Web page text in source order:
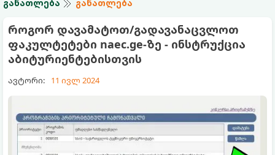
განათლება განათლება
როგორ დავამატოთ/გადავანაცვლოთ
ფაკულტეტები naec.ge-ზე - ინსტრუქცია
აბიტურიენტებისთვის
ავტორი: 11 ივლ 2024